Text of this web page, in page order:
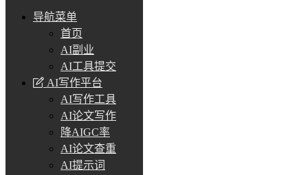
导航菜单
首页
AI副业
AI工具提交
AI写作平台
AI写作工具
AI论文写作
降AIGC率
AI论文查重
AI提示词